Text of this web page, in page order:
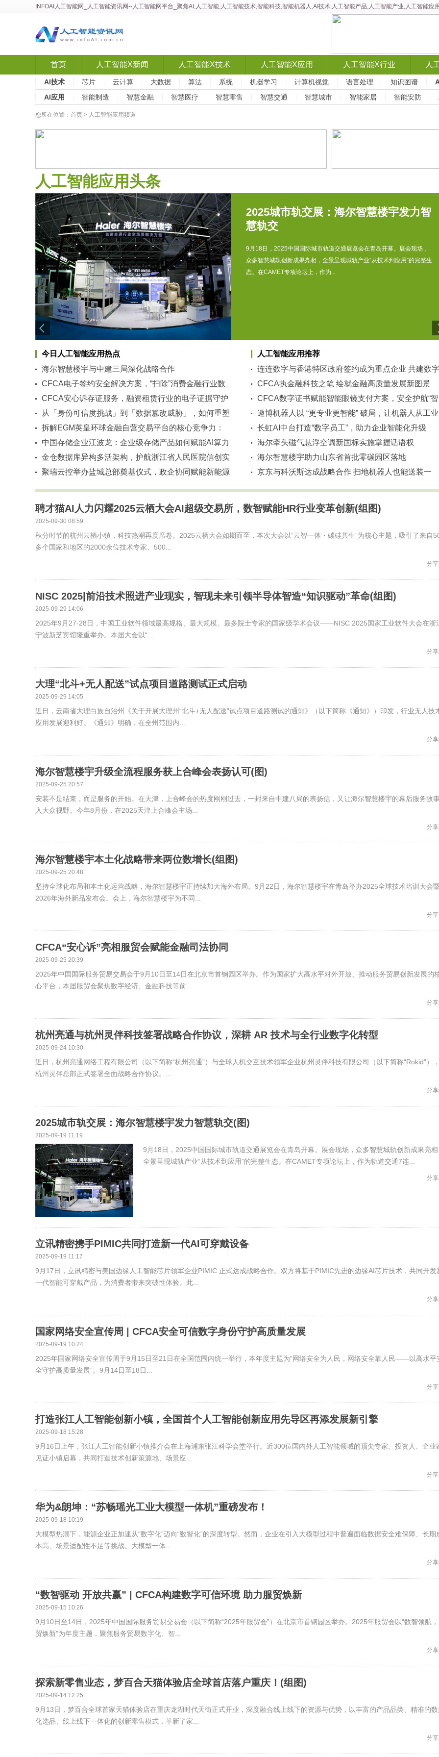
INFOAI人工智能网 人工智能资讯网--人工智能网平台_聚焦AI,人工智能,人工智能技术,智能科技,智能机器人,AI技术,人工智能产品,人工智能产业,人工智能应
首页 人工智能X新闻 人工智能X技术 人工智能X应用 人工智能X行业 人
AI技术 芯片 云计算 大数据 算法 系统 机器学习 计算机视觉 语言处理 知识图谱
AI应用
智能制造 智慧金融 智慧医疗 智慧零售 智慧交通 智慧城市 智能家居 智能安防
您所在位置： 首页 > 人工智能应用频道
人工智能应用头条
2025城市轨交展：海尔智慧楼宇发力智
慧轨交
9月18日，2025中国国际城市轨道交通展览会在青岛开幕。展会现场，
众多智慧城轨创新成果亮相，全景呈现城轨产业“从技术到应用”的完整生
态。在CAMET专项论坛上，作为...
今日人工智能应用热点
海尔智慧楼宇与中建三局深化战略合作
CFCA电子签约安全解决方案，“扫除”消费金融行业数
字化转型后顾之忧
CFCA安心诉存证服务，融资租赁行业的电子证据守护
者
从「身份可信度挑战」到「数据篡改威胁」，如何重塑
第三方支付安全防线？
拆解EGM英皇环球金融自营交易平台的核心竞争力：
它凭什么吸引交易员？
中国存储企业江波龙：企业级存储产品如何赋能AI算力
升级
金仓数据库异构多活架构，护航浙江省人民医院信创实
践
聚瑞云控举办盐城总部奠基仪式，政企协同赋能新能源
人工智能应用推荐
连连数字与香港特区政府签约成为重点企业 共建数字
金融新生态
CFCA执金融科技之笔 绘就金融高质量发展新图景
CFCA数字证书赋能智能眼镜支付方案，安全护航“智
付”新体验
遨博机器人以 “更专业更智能” 破局，让机器人从工
向生活
长虹AI中台打造“数字员工”，助力企业智能化升级
海尔牵头磁气悬浮空调新国标实施掌握话语权
海尔智慧楼宇助力山东省首批零碳园区落地
京东与科沃斯达成战略合作 扫地机器人也能送装一
聘才猫AI人力闪耀2025云栖大会AI超级交易所，数智赋能HR行业变革创新(组图)
2025-09-30 08:59
秋分时节的杭州云栖小镇，科技热潮再度席卷。2025云栖大会如期而至，本次大会以“云智一体・碳硅共生”为核心主题，吸引了来自
多个国家和地区的2000余位技术专家、500...
分享
NISC 2025|前沿技术照进产业现实，智现未来引领半导体智造“知识驱动”革命(组图)
2025-09-29 14:06
2025年9月27-28日，中国工业软件领域最高规格、最大规模、最多院士专家的国家级学术会议——NISC 2025国家工业软件大会在浙
宁波新芝宾馆隆重举办。本届大会以“...
分享
大理“北斗+无人配送”试点项目道路测试正式启动
2025-09-29 14:05
近日，云南省大理白族自治州《关于开展大理州“北斗+无人配送”试点项目道路测试的通知》（以下简称《通知》）印发，行业无人技
应用发展迎利好。《通知》明确，在全州范围内...
分享
海尔智慧楼宇升级全流程服务获上合峰会表扬认可(图)
2025-09-25 20:57
安装不是结束，而是服务的开始。在天津，上合峰会的热度刚刚过去，一封来自中建八局的表扬信，又让海尔智慧楼宇的幕后服务故
入大众视野。今年8月份，在2025天津上合峰会主场...
分享
海尔智慧楼宇本土化战略带来两位数增长(组图)
2025-09-25 20:48
坚持全球化布局和本土化运营战略，海尔智慧楼宇正持续加大海外布局。9月22日，海尔智慧楼宇在青岛举办2025全球技术培训大会
2026年海外新品发布会。会上，海尔智慧楼宇为不同...
分享
CFCA“安心诉”亮相服贸会赋能金融司法协同
2025-09-25 20:39
2025年中国国际服务贸易交易会于9月10日至14日在北京市首钢园区举办。作为国家扩大高水平对外开放、推动服务贸易创新发展的
心平台，本届服贸会聚焦数字经济、金融科技等前...
分享
杭州亮通与杭州灵伴科技签署战略合作协议，深耕 AR 技术与全行业数字化转型
2025-09-24 10:30
近日，杭州亮通网络工程有限公司（以下简称“杭州亮通”）与全球人机交互技术领军企业杭州灵伴科技有限公司（以下简称“Rokid”）
杭州灵伴总部正式签署全面战略合作协议。...
分享
2025城市轨交展：海尔智慧楼宇发力智慧轨交(图)
2025-09-19 11:19
9月18日，2025中国国际城市轨道交通展览会在青岛开幕。展会现场，众多智慧城轨创新成果亮相
全景呈现城轨产业“从技术到应用”的完整生态。在CAMET专项论坛上，作为轨道交通7连...
分享
立讯精密携手PIMIC共同打造新一代AI可穿戴设备
2025-09-19 11:17
9月17日，立讯精密与美国边缘人工智能芯片领军企业PIMIC 正式达成战略合作。双方将基于PIMIC先进的边缘AI芯片技术，共同开发
一代智能可穿戴产品，为消费者带来突破性体验。此...
分享
国家网络安全宣传周 | CFCA安全可信数字身份守护高质量发展
2025-09-19 10:24
2025年国家网络安全宣传周于9月15日至21日在全国范围内统一举行，本年度主题为“网络安全为人民，网络安全靠人民——以高水平
全守护高质量发展”。9月14日至18日...
分享
打造张江人工智能创新小镇，全国首个人工智能创新应用先导区再添发展新引擎
2025-09-18 15:28
9月16日上午，张江人工智能创新小镇推介会在上海浦东张江科学会堂举行。近300位国内外人工智能领域的顶尖专家、投资人、企业
见证小镇启幕，共同打造技术创新策源地、场景应...
分享
华为&朗坤：“苏畅瑶光工业大模型一体机”重磅发布！
2025-09-18 10:19
大模型热潮下，能源企业正加速从“数字化”迈向“数智化”的深度转型。然而，企业在引入大模型过程中普遍面临数据安全难保障、长期
本高、场景适配性不足等挑战。大模型一体...
分享
“数智驱动 开放共赢” | CFCA构建数字可信环境 助力服贸焕新
2025-09-15 10:26
9月10日至14日，2025年中国国际服务贸易交易会（以下简称“2025年服贸会”）在北京市首钢园区举办。2025年服贸会以“数智领航
贸焕新”为年度主题，聚焦服务贸易数字化、智...
分享
探索新零售业态，梦百合天猫体验店全球首店落户重庆！(组图)
2025-09-14 12:25
9月13日，梦百合全球首家天猫体验店在重庆龙湖时代天街正式开业，深度融合线上线下的资源与优势，以丰富的产品品类、精准的
化选品、线上线下一体化的创新零售模式，革新了家...
分享